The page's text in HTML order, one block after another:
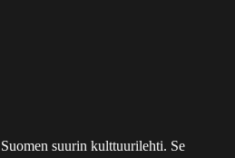
suurin kulttuurilehti. Se